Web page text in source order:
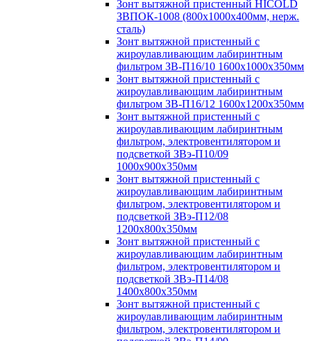
Зонт вытяжной пристенный HICOLD
ЗВПОК-1008 (800х1000х400мм, нерж.
сталь)
Зонт вытяжной пристенный с
жироулавливающим лабиринтным
фильтром ЗВ-П16/10 1600х1000х350мм
Зонт вытяжной пристенный с
жироулавливающим лабиринтным
фильтром ЗВ-П16/12 1600х1200х350мм
Зонт вытяжной пристенный с
жироулавливающим лабиринтным
фильтром, электровентилятором и
подсветкой ЗВэ-П10/09
1000х900х350мм
Зонт вытяжной пристенный с
жироулавливающим лабиринтным
фильтром, электровентилятором и
подсветкой ЗВэ-П12/08
1200х800х350мм
Зонт вытяжной пристенный с
жироулавливающим лабиринтным
фильтром, электровентилятором и
подсветкой ЗВэ-П14/08
1400х800х350мм
Зонт вытяжной пристенный с
жироулавливающим лабиринтным
фильтром, электровентилятором и